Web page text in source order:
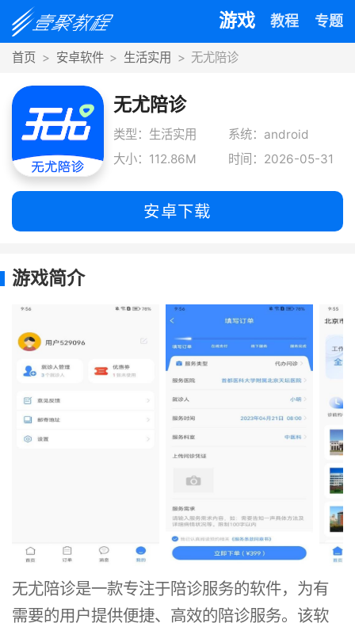
游戏 教程 专题
首页 安卓软件 生活实用 无尤陪诊
无尤陪诊
类型：生活实用
系统：android
大小：112.86M
时间：2026-05-31
安卓下载
游戏简介
无尤陪诊是一款专注于陪诊服务的软件，为有
需要的用户提供便捷、高效的陪诊服务。该软